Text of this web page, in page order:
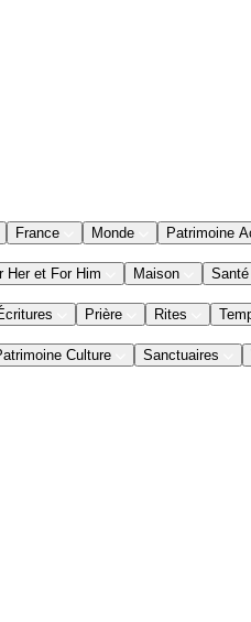
France Monde Patrimoine
Her et For Him Maison Santé
Prière Rites
Culture Sanctuaires